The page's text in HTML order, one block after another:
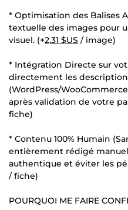
* Optimisation des Balises
textuelle des images pour
visuel. (+2,31 $US / image)
* Intégration Directe sur
directement les
(WordPress/
après validation de votre
fiche)
* Contenu 100% Humain
entièrement rédigé
authentique et éviter les
/ fiche)
POURQUOI ME FAIRE